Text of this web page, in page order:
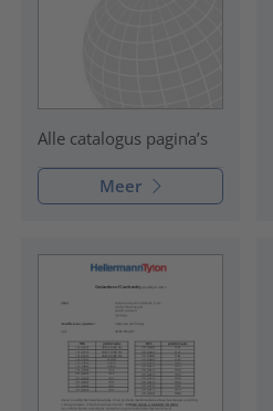
Alle catalogus pagina’s
Meer